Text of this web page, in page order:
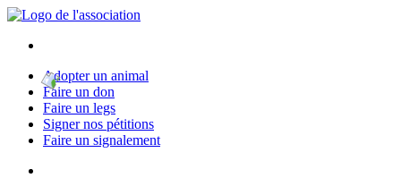
Adopter un animal
Faire un don
Faire un legs
Signer nos pétitions
Faire un signalement